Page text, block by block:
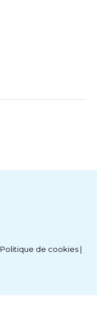
Politique de cookies |